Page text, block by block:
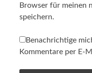
Browser für meinen
speichern.
Benachrichtige
Kommentare per E-